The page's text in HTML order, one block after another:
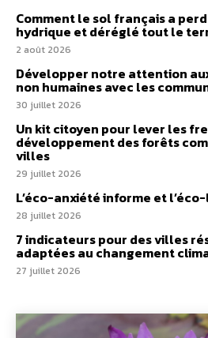
Comment le sol français a
hydrique et déréglé tout le
2 août 2026
Développer notre attention
non humaines avec les
30 juillet 2026
Un kit citoyen pour lever les
développement des forêts
villes
29 juillet 2026
L’éco-anxiété informe et
28 juillet 2026
7 indicateurs pour des villes
adaptées au changement
27 juillet 2026